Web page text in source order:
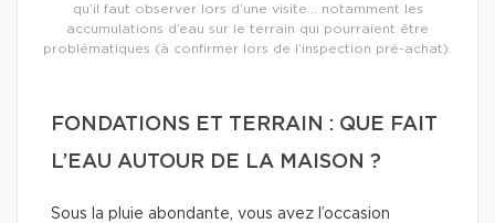
qu’il faut observer lors d’une visite… notamment les
accumulations d’eau sur le terrain qui pourraient être
problématiques (à confirmer lors de l’inspection pré-achat).
FONDATIONS ET TERRAIN : QUE FAIT
L’EAU AUTOUR DE LA MAISON ?
Sous la pluie abondante, vous avez l’occasion